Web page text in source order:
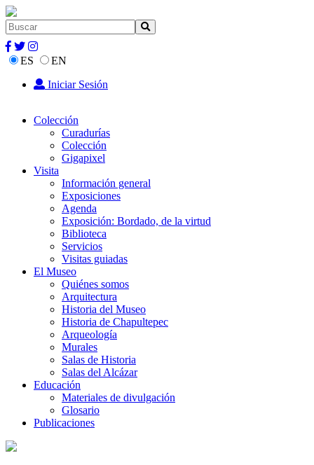
ES
EN
Iniciar Sesión
Colección
Curadurías
Colección
Gigapixel
Visita
Información general
Exposiciones
Agenda
Exposición: Bordado, de la virtud
Biblioteca
Servicios
Visitas guiadas
El Museo
Quiénes somos
Arquitectura
Historia del Museo
Historia de Chapultepec
Arqueología
Murales
Salas de Historia
Salas del Alcázar
Educación
Materiales de divulgación
Glosario
Publicaciones